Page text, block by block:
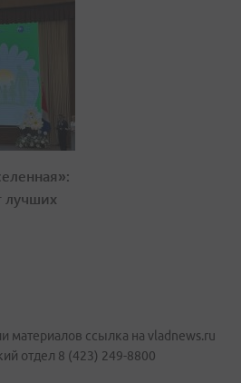
лучших
материалов ссылка на vladnews.ru
отдел 8 (423) 249-8800